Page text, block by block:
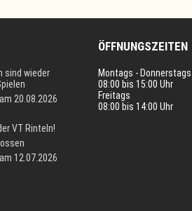
sind wieder
20.08.2026
VT Rinteln!
12.07.2026
ÖFFNUNGSZEITEN
Montags - Donnerstags
08:00 bis 15:00 Uhr
Freitags
08:00 bis 14:00 Uhr